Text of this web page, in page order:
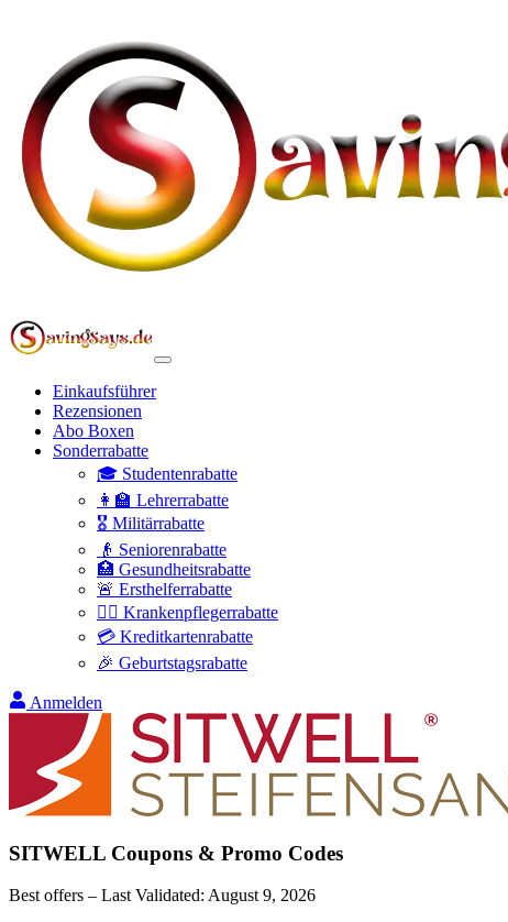
Einkaufsführer
Rezensionen
Abo Boxen
Sonderrabatte
🎓 Studentenrabatte
👩‍🏫 Lehrerrabatte
🎖️ Militärrabatte
👴 Seniorenrabatte
🏥 Gesundheitsrabatte
🚨 Ersthelferrabatte
👩‍⚕️ Krankenpflegerrabatte
💳 Kreditkartenrabatte
🎉 Geburtstagsrabatte
Anmelden
SITWELL Coupons & Promo Codes
Best offers – Last Validated: August 9, 2026